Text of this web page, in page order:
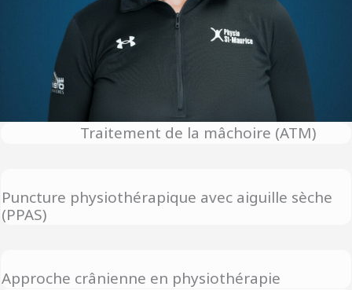
Traitement de la mâchoire (ATM)
Puncture physiothérapique avec aiguille sèche
(PPAS)
Approche crânienne en physiothérapie